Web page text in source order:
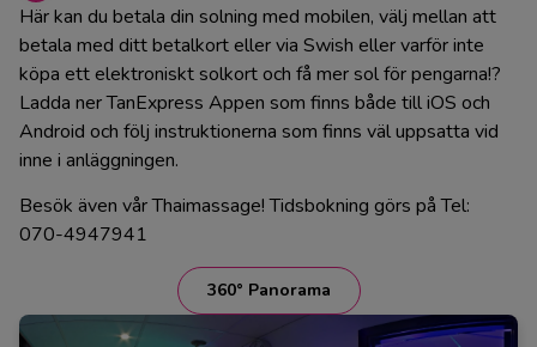
Här kan du betala din solning med mobilen, välj mellan att
betala med ditt betalkort eller via Swish eller varför inte
köpa ett elektroniskt solkort och få mer sol för pengarna!?
Ladda ner TanExpress Appen som finns både till iOS och
Android och följ instruktionerna som finns väl uppsatta vid
inne i anläggningen.
Besök även vår Thaimassage! Tidsbokning görs på Tel:
070-4947941
360° Panorama